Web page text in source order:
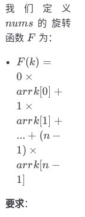
我们定义
nums 的 旋转
函数 F
F 为：
F(k)
= 0
\times
arrk[0]
\times
arrk[1]
+ ...
+ (n -
1)
\times
arrk[n
F(k) =
0 ×
arrk[0] +
1 ×
arrk[1] +
... + (n −
1) ×
arrk[n −
1]
要求：